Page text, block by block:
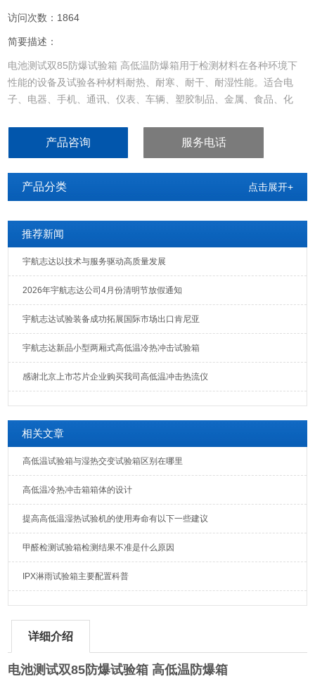
访问次数：1864
简要描述：
电池测试双85防爆试验箱 高低温防爆箱用于检测材料在各种环境下
性能的设备及试验各种材料耐热、耐寒、耐干、耐湿性能。适合电
子、电器、手机、通讯、仪表、车辆、塑胶制品、金属、食品、化
产品咨询 服务电话
产品分类 点击展开+
推荐新闻
宇航志达以技术与服务驱动高质量发展
2026年宇航志达公司4月份清明节放假通知
宇航志达试验装备成功拓展国际市场出口肯尼亚
宇航志达新品小型两厢式高低温冷热冲击试验箱
感谢北京上市芯片企业购买我司高低温冲击热流仪
相关文章
高低温试验箱与湿热交变试验箱区别在哪里
高低温冷热冲击箱箱体的设计
提高高低温湿热试验机的使用寿命有以下一些建议
甲醛检测试验箱检测结果不准是什么原因
IPX淋雨试验箱主要配置科普
详细介绍
电池测试双85防爆试验箱 高低温防爆箱